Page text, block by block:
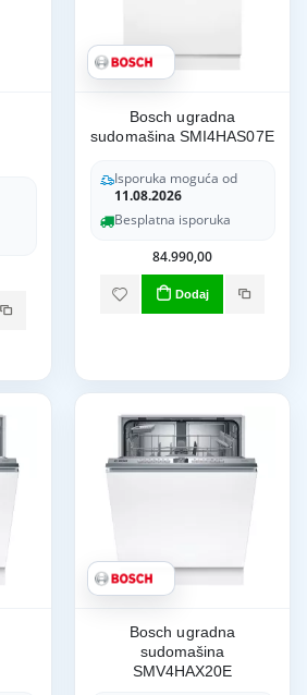
Bosch ugradna
sudomašina SMI4HAS07E
Isporuka moguća od
11.08.2026
Besplatna isporuka
84.990,00
Dodaj
Bosch ugradna
sudomašina
SMV4HAX20E